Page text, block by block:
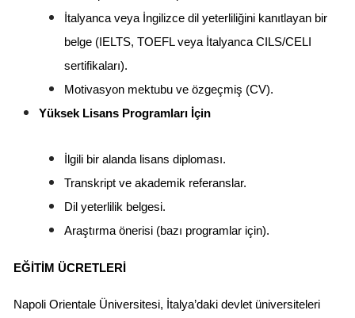
İtalyanca veya İngilizce dil yeterliliğini kanıtlayan bir
belge (IELTS, TOEFL veya İtalyanca CILS/CELI
sertifikaları).
Motivasyon mektubu ve özgeçmiş (CV).
Yüksek Lisans Programları İçin
İlgili bir alanda lisans diploması.
Transkript ve akademik referanslar.
Dil yeterlilik belgesi.
Araştırma önerisi (bazı programlar için).
EĞITIM ÜCRETLERI
Napoli Orientale Üniversitesi, İtalya’daki devlet üniversiteleri